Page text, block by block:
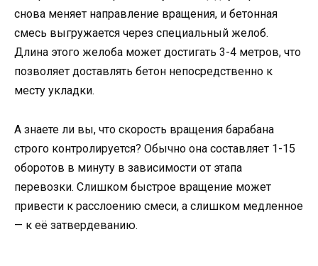
снова меняет направление вращения, и бетонная
смесь выгружается через специальный желоб.
Длина этого желоба может достигать 3-4 метров, что
позволяет доставлять бетон непосредственно к
месту укладки.
А знаете ли вы, что скорость вращения барабана
строго контролируется? Обычно она составляет 1-15
оборотов в минуту в зависимости от этапа
перевозки. Слишком быстрое вращение может
привести к расслоению смеси, а слишком медленное
— к её затвердеванию.